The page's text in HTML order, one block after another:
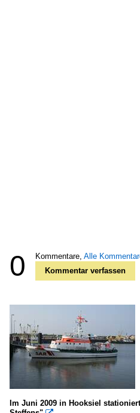
0 Kommentare, Alle
Kommentar verfassen
Im Juni 2009 in Hooksiel